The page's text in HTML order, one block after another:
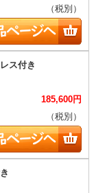
（税別）
185,600円
（税別）